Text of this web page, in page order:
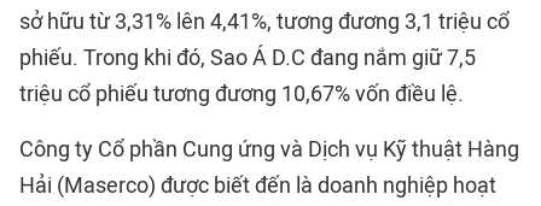
sở hữu từ 3,31% lên 4,41%, tương đương 3,1 triệu cổ
phiếu. Trong khi đó, Sao Á D.C đang nắm giữ 7,5
triệu cổ phiếu tương đương 10,67% vốn điều lệ.
Công ty Cổ phần Cung ứng và Dịch vụ Kỹ thuật Hàng
Hải (Maserco) được biết đến là doanh nghiệp hoạt